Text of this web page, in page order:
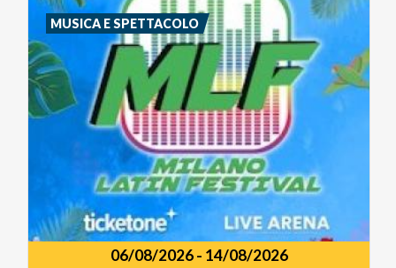
06/08/2026- 14/08/2026
MUSICA E SPETTACOLO